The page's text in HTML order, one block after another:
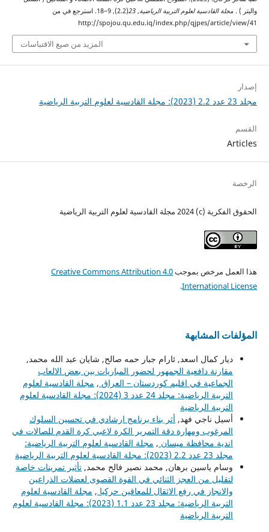
والبتر ) . مجلة القادسية لعلوم التربية الرياضية,
23
(2.2), 9–18. استرجع في من
http://spojou.qu.edu.iq/index.php/qjpes/article/view/41
المزيد من صيغ الاقتباسات
إصدار
مجلد 23 عدد 2.2 (2023): مجلة القادسية لعلوم التربية الرياضية
القسم
Articles
الرخصة
الحقوق الفكرية (c) 2024 مجلة القادسية لعلوم التربية الرياضية
هذا العمل مرخص بموجبCreative Commons Attribution 4.0
International License
.
المؤلفات المشابهة
ديار كمال اسعد, ئارام جبار حمه صالح, شايان عبد الله محمد,
مقارنة دافعية الجمهور لحضور المباريات بين بعض الالعاب
الجماعیة في اقليم كوردستان – العراق , مجلة القادسية لعلوم
التربية الرياضية: مجلد 24 عدد 3 (2024): مجلة القادسية لعلوم
التربية الرياضية
أسيل ناجي فهد, أثر بناء برنامج ارشادي في تحسين السلوك
المرغوب ومهارة دقة التمرير الكرة لاعبي كرة القدم للصالات في
اندية محافظة ميسان , مجلة القادسية لعلوم التربية الرياضية:
مجلد 23 عدد 2.2 (2023): مجلة القادسية لعلوم التربية الرياضية
وسام ياسين برهان, محمد نصير فالح محمد, تأثير تمرينات خاصة
لتقليل من العجز الثنائي في القوة القصوى لعضلات الذراعين
والانجاز في رفع الاثقال للمعاقين حركيا , مجلة القادسية لعلوم
التربية الرياضية: مجلد 23 عدد 1.1 (2023): مجلة القادسية لعلوم
التربية الرياضية